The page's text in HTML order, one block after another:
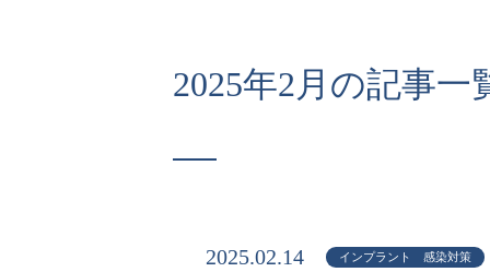
2025年2月の記事一
2025.02.14 インプラント 感染対策